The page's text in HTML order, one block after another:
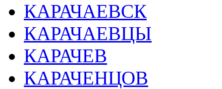
КАРАЧАЕВСК
КАРАЧАЕВЦЫ
КАРАЧЕВ
КАРАЧЕНЦОВ